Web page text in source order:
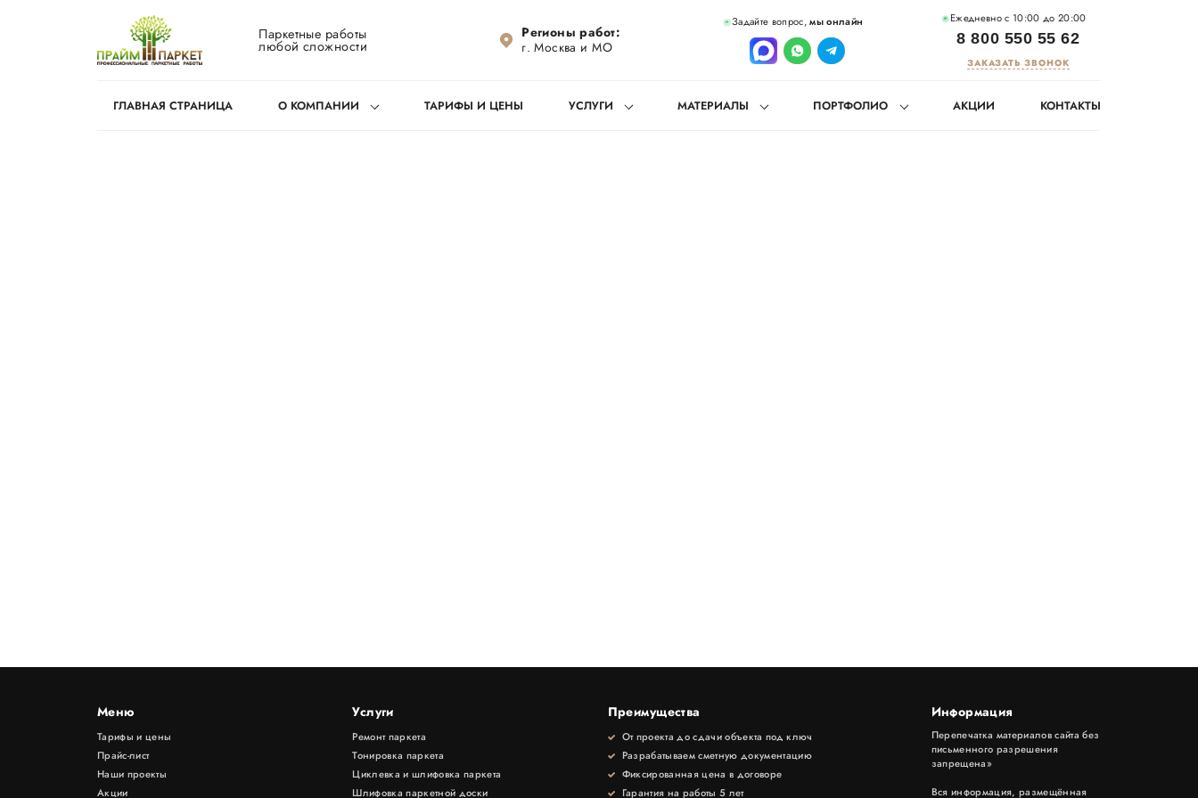
Паркетные работы
любой сложности
Регионы работ:
г. Москва и МО
Задайте вопрос,мы онлайн Ежедневно с 10:00 до 20:00
8 800 550 55 62
ЗАКАЗАТЬ ЗВОНОК
ГЛАВНАЯ СТРАНИЦА О КОМПАНИИ ТАРИФЫ И ЦЕНЫ УСЛУГИ МАТЕРИАЛЫ ПОРТФОЛИО АКЦИИ КОНТАКТЫ
Меню
Тарифы и цены
Прайс-лист
Наши проекты
Акции
Услуги
Ремонт паркета
Тонировка паркета
Циклевка и шлифовка паркета
Шлифовка паркетной доски
Преимущества
От проекта до сдачи объекта под ключ
Разрабатываем сметную документацию
Фиксированная цена в договоре
Гарантия на работы 5 лет
Информация
Перепечатка материалов сайта без
письменного разрешения
запрещена»
Вся информация, размещённая